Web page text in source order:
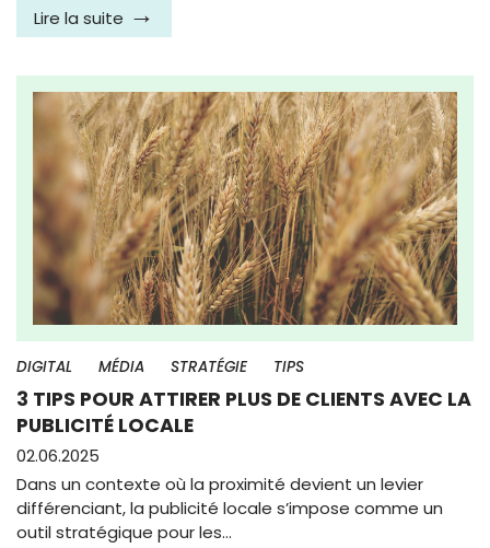
Lire la suite
DIGITAL MÉDIA STRATÉGIE TIPS
3 TIPS POUR ATTIRER PLUS DE CLIENTS AVEC LA
PUBLICITÉ LOCALE
02.06.2025
Dans un contexte où la proximité devient un levier
différenciant, la publicité locale s’impose comme un
outil stratégique pour les…